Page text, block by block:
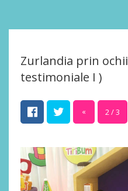
Zurlandia prin
testimoniale I )
« 2 / 3